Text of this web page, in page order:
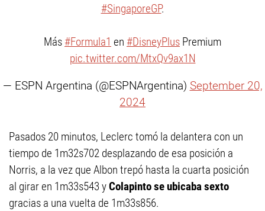
#SingaporeGP.
Más #Formula1 en #DisneyPlus Premium
pic.twitter.com/MtxQv9ax1N
— ESPN Argentina (@ESPNArgentina) September 20,
2024
Pasados 20 minutos, Leclerc tomó la delantera con un
tiempo de 1m32s702 desplazando de esa posición a
Norris, a la vez que Albon trepó hasta la cuarta posición
al girar en 1m33s543 yColapinto se ubicaba sexto
gracias a una vuelta de 1m33s856.